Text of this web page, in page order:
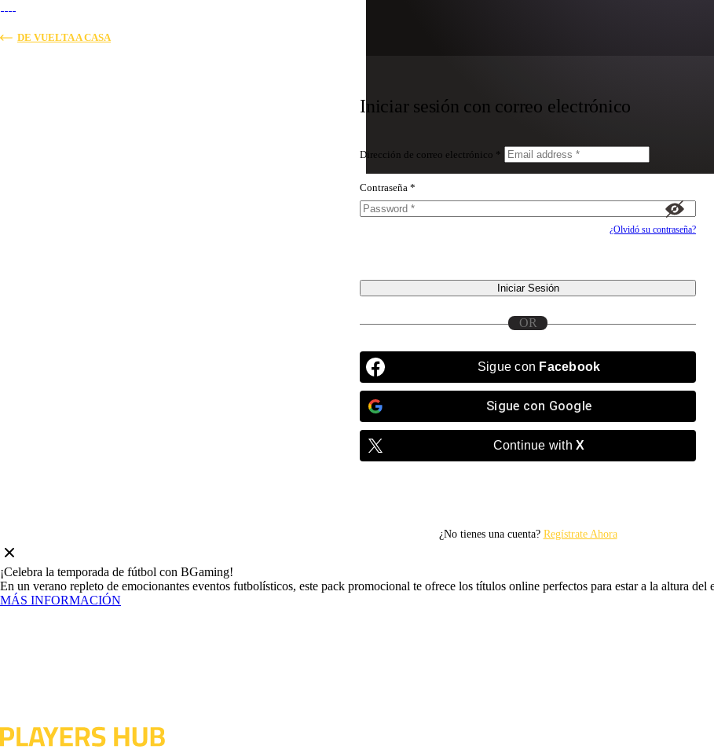
DE VUELTA A CASA
Iniciar sesión con correo electrónico
Dirección de correo electrónico *
Contraseña *
¿Olvidó su contraseña?
Iniciar Sesión
Sigue con Facebook
Sigue con Google
Continue withX
¿No tienes una cuenta? Regístrate Ahora
¡Celebra la temporada de fútbol con BGaming!
En un verano repleto de emocionantes eventos futbolísticos, este pack promocional te ofrece los títulos online perfectos para estar a la altura del
MÁS INFORMACIÓN